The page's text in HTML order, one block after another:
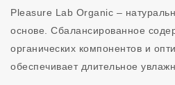
Pleasure Lab Organic –
основе. Сбалансированное
органических компонентов и
обеспечивает длительное